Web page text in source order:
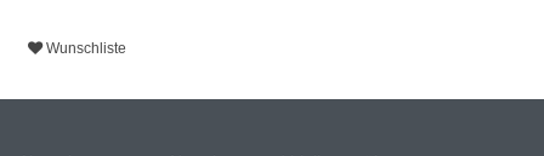
Wunschliste